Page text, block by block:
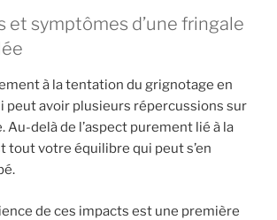
et symptômes d’une fringale
à la tentation du grignotage en
peut avoir plusieurs répercussions sur
delà de l’aspect purement lié à la
tout votre équilibre qui peut s’en
de ces impacts est une première